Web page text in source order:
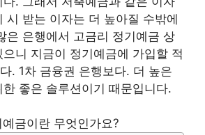
시 받는 이자는 더 높아질 수밖에
은 은행에서 고금리 정기예금 상
니 지금이 정기예금에 가입할 적
. 1차 금융권 은행보다. 더 높은
좋은 솔루션이기 때문입니다.
예금이란 무엇인가요?